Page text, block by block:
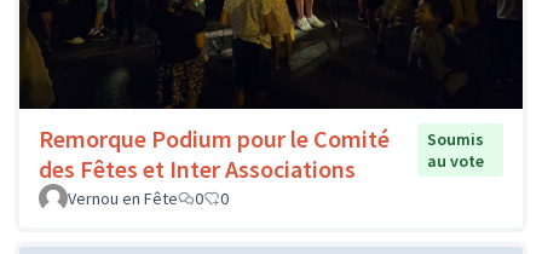
Remorque Podium pour le Comité
des Fêtes et Inter Associations
Soumis
au vote
Vernou en Fête
0 0